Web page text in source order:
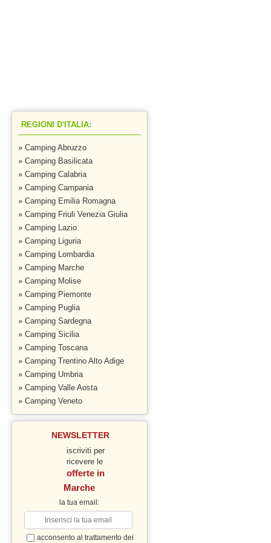
PROMO SETTIMANA 30/08 - 06/09
REGIONI D'ITALIA:
» Camping Abruzzo
» Camping Basilicata
» Camping Calabria
» Camping Campania
» Camping Emilia Romagna
» Camping Friuli Venezia Giulia
» Camping Lazio
» Camping Liguria
» Camping Lombardia
» Camping Marche
» Camping Molise
» Camping Piemonte
» Camping Puglia
» Camping Sardegna
» Camping Sicilia
» Camping Toscana
» Camping Trentino Alto Adige
» Camping Umbria
» Camping Valle Aosta
» Camping Veneto
NEWSLETTER
iscriviti per
ricevere le
offerte in
Marche
la tua email:
acconsento al trattamento dei